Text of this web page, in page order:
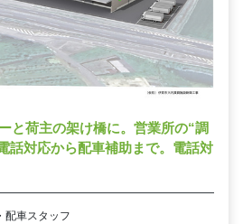
と荷主の架け橋に。営業所の“調
話対応から配車補助まで。電話対
配車スタッフ